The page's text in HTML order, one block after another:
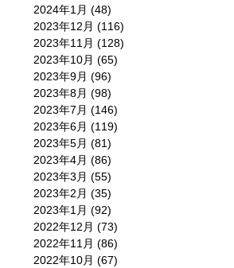
2024年1月 (48)
2023年12月 (116)
2023年11月 (128)
2023年10月 (65)
2023年9月 (96)
2023年8月 (98)
2023年7月 (146)
2023年6月 (119)
2023年5月 (81)
2023年4月 (86)
2023年3月 (55)
2023年2月 (35)
2023年1月 (92)
2022年12月 (73)
2022年11月 (86)
2022年10月 (67)